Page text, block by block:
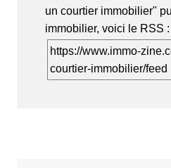
un courtier immobilier"
immobilier, voici le RSS :
https://www.immo-
courtier-immobilier/feed